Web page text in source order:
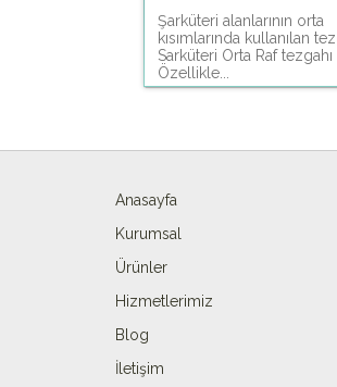
Şarküteri alanlarının orta
kısımlarında kullanılan
Sarküteri Orta Raf tezgahı
Özellikle...
Anasayfa
Kurumsal
Ürünler
Hizmetlerimiz
Blog
İletişim